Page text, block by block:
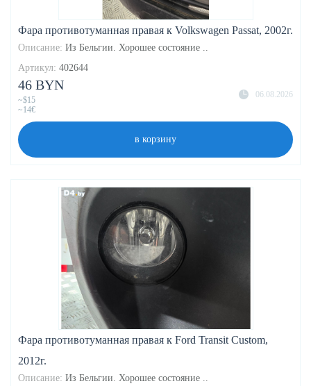
Фара противотуманная правая к Volkswagen Passat, 2002г.
Описание: Из Бельгии. Хорошее состояние ..
Артикул: 402644
06.08.2026
46 BYN
~$15
~14€
в корзину
Фара противотуманная правая к Ford Transit Custom,
2012г.
Описание: Из Бельгии. Хорошее состояние ..